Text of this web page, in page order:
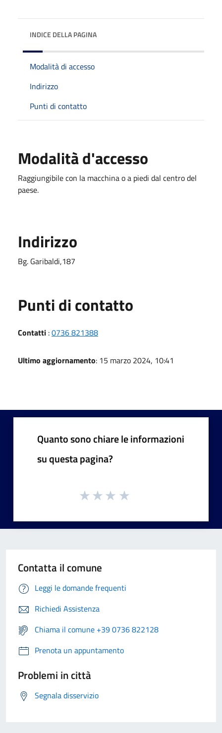
INDICE DELLA PAGINA
Modalità di accesso
Indirizzo
Punti di contatto
Modalità d'accesso
Raggiungibile con la macchina o a piedi dal centro del
paese.
Indirizzo
Bg. Garibaldi,187
Punti di contatto
Contatti :0736 821388
Ultimo aggiornamento: 15 marzo 2024, 10:41
Quanto sono chiare le informazioni
su questa pagina?
Contatta il comune
Leggi le domande frequenti
Richiedi Assistenza
Chiama il comune +39 0736 822128
Prenota un appuntamento
Problemi in città
Segnala disservizio